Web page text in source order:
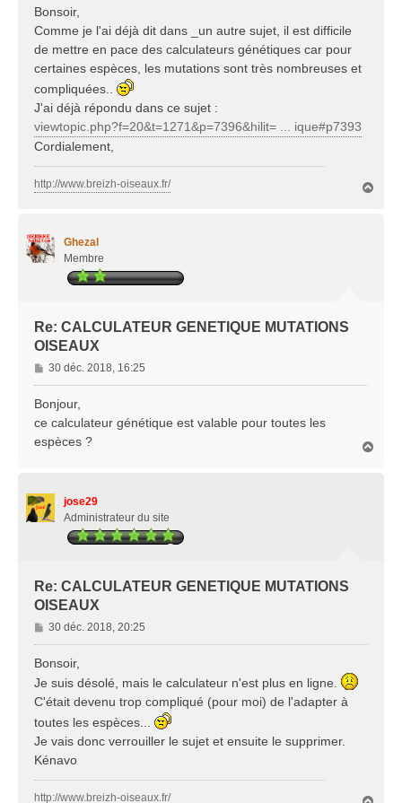
s
g
e
Bonsoir,
Comme je l'ai déjà dit dans _un autre sujet, il est difficile
de mettre en pace des calculateurs génétiques car pour
certaines espèces, les mutations sont très nombreuses et
compliquées..
J'ai déjà répondu dans ce sujet :
viewtopic.php?f=20&t=1271&p=7396&hilit= ... ique#p7393
Cordialement,
http://www.breizh-oiseaux.fr/
Ghezal
Membre
Re: CALCULATEUR GENETIQUE MUTATIONS
OISEAUX
M
e
s
g
30 déc. 2018, 16:25
Bonjour,
ce calculateur génétique est valable pour toutes les
espèces ?
jose29
Administrateur du site
Re: CALCULATEUR GENETIQUE MUTATIONS
OISEAUX
M
e
s
a
g
e
30 déc. 2018, 20:25
Bonsoir,
Je suis désolé, mais le calculateur n'est plus en ligne.
C'était devenu trop compliqué (pour moi) de l'adapter à
toutes les espèces...
Je vais donc verrouiller le sujet et ensuite le supprimer.
Kénavo
http://www.breizh-oiseaux.fr/